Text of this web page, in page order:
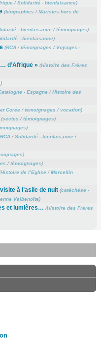
/Solidarité - bienfaisance)
(biographies /Maristes hors de
- bienfaisance/témoignages)
- bienfaisance)
(RCA/témoignages / Voyages -
d’Afrique » (Histoire des Frères
)
- Espagne/Histoire des
Corée/témoignages /vocation)
(sectes /témoignages)
)
RCA/Solidarité - bienfaisance/
)
/témoignages)
Histoire de l’Eglise/Marcellin
à l’asile de nuit (catéchèse -
Valbenoîte)
et lumières… (Histoire des Frères